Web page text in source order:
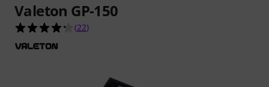
Valeton GP-150
4.3 étoiles sur 5 d'après 22 évaluations clients
(22)